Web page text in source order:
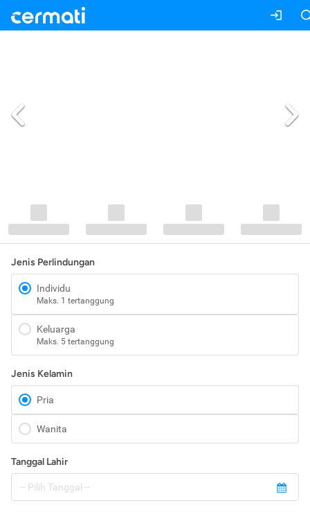
Jenis Perlindungan
Individu
Maks. 1 tertanggung
Keluarga
Maks. 5 tertanggung
Jenis Kelamin
Pria
Wanita
Tanggal Lahir